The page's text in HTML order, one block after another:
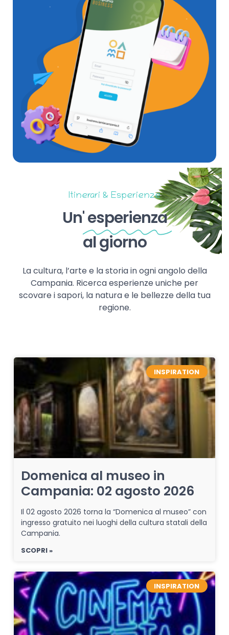
Itinerari & Esperienze
Un'esperienza
al giorno
La cultura, l’arte e la storia in ogni angolo della
Campania. Ricerca esperienze uniche per
scovare i sapori, la natura e le bellezze della tua
regione.
INSPIRATION
Domenica al museo in
Campania: 02 agosto 2026
Il 02 agosto 2026 torna la “Domenica al museo” con
ingresso gratuito nei luoghi della cultura statali della
Campania.
SCOPRI »
INSPIRATION